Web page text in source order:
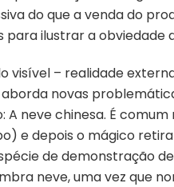
do que a venda do
para ilustrar a obviedade
visível – realidade
novas
A neve chinesa. É
e depois o mágico
de demonstração
neve, uma vez que